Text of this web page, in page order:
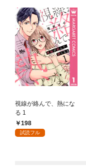
視線が絡んで、熱にな
る 1
198
試読フル